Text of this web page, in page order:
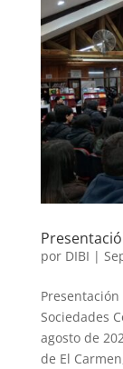
por DIBI |
Sociedades
agosto de
de El